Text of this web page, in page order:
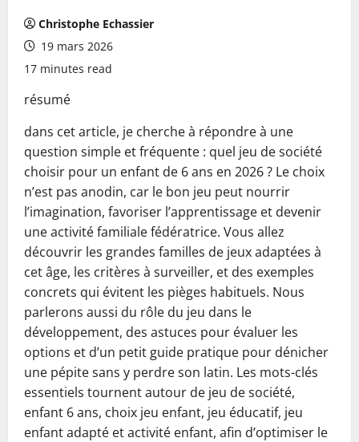
Christophe Echassier
19 mars 2026
17 minutes read
résumé
dans cet article, je cherche à répondre à une
question simple et fréquente : quel jeu de société
choisir pour un enfant de 6 ans en 2026 ? Le choix
n’est pas anodin, car le bon jeu peut nourrir
l’imagination, favoriser l’apprentissage et devenir
une activité familiale fédératrice. Vous allez
découvrir les grandes familles de jeux adaptées à
cet âge, les critères à surveiller, et des exemples
concrets qui évitent les pièges habituels. Nous
parlerons aussi du rôle du jeu dans le
développement, des astuces pour évaluer les
options et d’un petit guide pratique pour dénicher
une pépite sans y perdre son latin. Les mots-clés
essentiels tournent autour de jeu de société,
enfant 6 ans, choix jeu enfant, jeu éducatif, jeu
enfant adapté et activité enfant, afin d’optimiser le